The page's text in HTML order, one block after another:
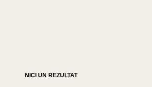
NICI UN REZULTAT